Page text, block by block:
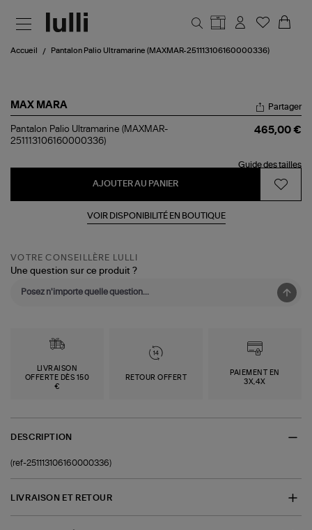
Accueil Pantalon Palio Ultramarine (MAXMAR-251113106160000336)
MAX MARA
Pantalon
Palio
Partager
Pantalon Palio Ultramarine (MAXMAR-
251113106160000336)
465,00 €
Guide des tailles
AJOUTER AU PANIER
VOIR DISPONIBILITÉ EN BOUTIQUE
VOTRE CONSEILLÈRE LULLI
Une question sur ce produit ?
LIVRAISON
OFFERTE DÈS 150
€
RETOUR OFFERT
PAIEMENT EN
3X,4X
DESCRIPTION
(ref-251113106160000336)
LIVRAISON ET RETOUR